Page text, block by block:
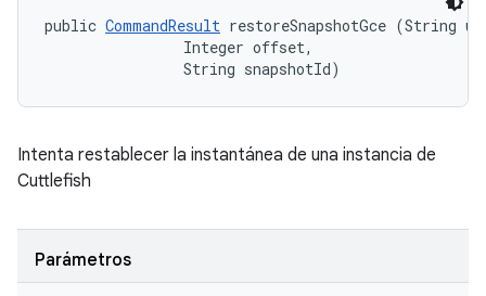
public CommandResult restoreSnapshotGce (String
                Integer offset,
                String snapshotId)
Intenta restablecer la instantánea de una instancia de
Cuttlefish
Parámetros